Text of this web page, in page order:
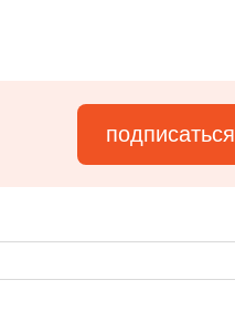
подписаться